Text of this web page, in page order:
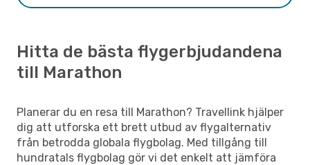
Hitta de bästa flygerbjudandena
till Marathon
Planerar du en resa till Marathon? Travellink hjälper
dig att utforska ett brett utbud av flygalternativ
från betrodda globala flygbolag. Med tillgång till
hundratals flygbolag gör vi det enkelt att jämföra